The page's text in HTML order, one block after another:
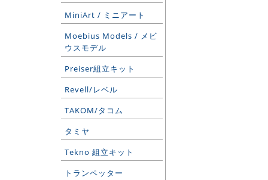
MiniArt / ミニアート
Moebius Models / メビ
ウスモデル
Preiser組立キット
Revell/レベル
TAKOM/タコム
タミヤ
Tekno 組立キット
トランペッター